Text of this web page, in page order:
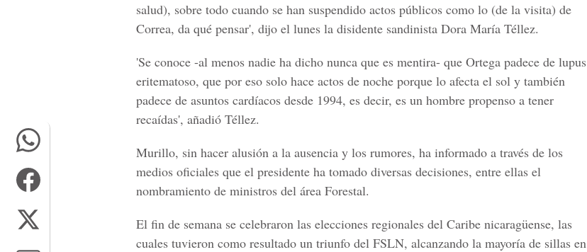
salud), sobre todo cuando se han suspendido actos públicos como lo (de la visita) de
Correa, da qué pensar', dijo el lunes la disidente sandinista Dora María Téllez.
'Se conoce -al menos nadie ha dicho nunca que es mentira- que Ortega padece de lupus
eritematoso, que por eso solo hace actos de noche porque lo afecta el sol y también
padece de asuntos cardíacos desde 1994, es decir, es un hombre propenso a tener
recaídas', añadió Téllez.
Murillo, sin hacer alusión a la ausencia y los rumores, ha informado a través de los
medios oficiales que el presidente ha tomado diversas decisiones, entre ellas el
nombramiento de ministros del área Forestal.
El fin de semana se celebraron las elecciones regionales del Caribe nicaragüense, las
cuales tuvieron como resultado un triunfo del FSLN, alcanzando la mayoría de sillas en